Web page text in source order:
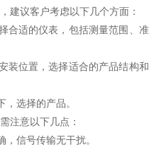
建议客户考虑以下几个方面：
合适的仪表，包括测量范围、准
装位置，选择适合的产品结构和
选择的产品。
注意以下几点：
信号传输无干扰。